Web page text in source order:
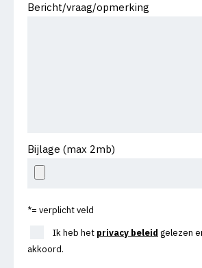
Bericht/vraag/opmerking
Bijlage (max 2mb)
*= verplicht veld
Ik heb het privacy beleid gelezen
akkoord.